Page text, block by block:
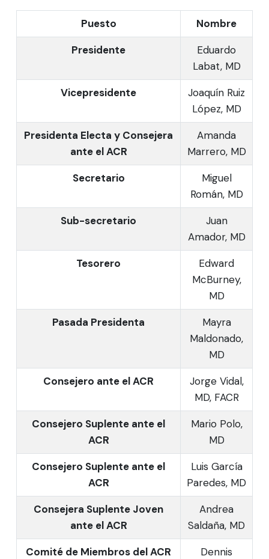
Puesto
Nombre
Presidente
Eduardo
Labat, MD
Vicepresidente
Joaquín Ruiz
López, MD
Presidenta Electa y Consejera
ante el ACR
Amanda
Marrero, MD
Secretario
Miguel
Román, MD
Sub-secretario
Juan
Amador, MD
Tesorero
Edward
McBurney,
MD
Pasada Presidenta
Mayra
Maldonado,
MD
Consejero ante el ACR
Jorge Vidal,
MD, FACR
Consejero Suplente ante el
ACR
Mario Polo,
MD
Consejero Suplente ante el
ACR
Luis García
Paredes, MD
Consejera Suplente Joven
ante el ACR
Andrea
Saldaña, MD
Comité de Miembros del ACR
Dennis